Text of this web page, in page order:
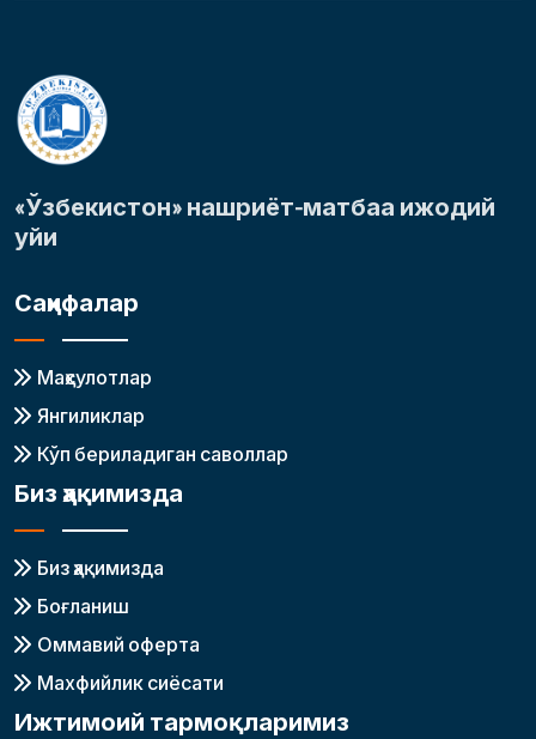
«Ўзбекистон» нашриёт-матбаа ижодий
уйи
Саҳифалар
Маҳсулотлар
Янгиликлар
Кўп бериладиган саволлар
Биз ҳақимизда
Биз ҳақимизда
Боғланиш
Оммавий оферта
Махфийлик сиёсати
Ижтимоий тармоқларимиз